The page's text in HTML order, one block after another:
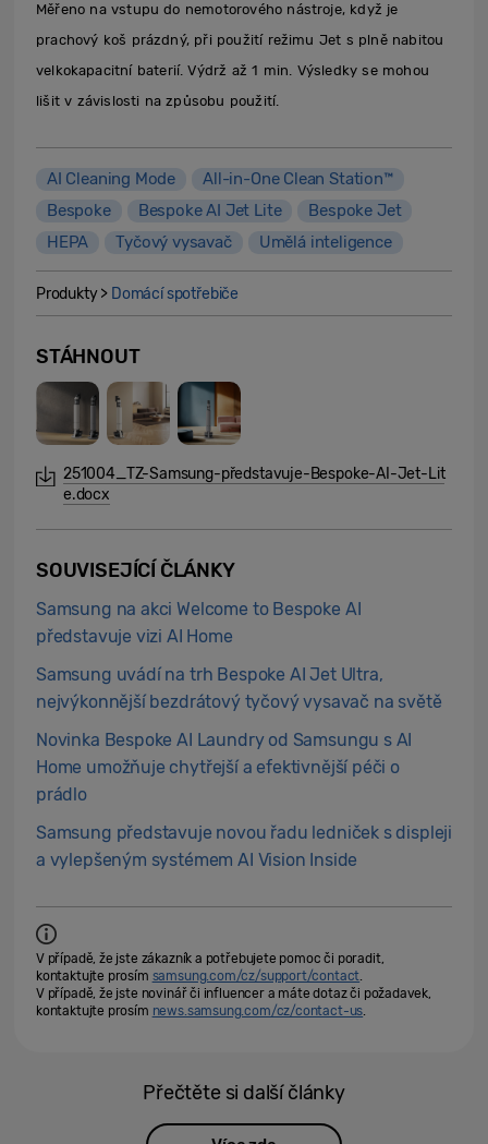
Měřeno na vstupu do nemotorového nástroje, když je
prachový koš prázdný, při použití režimu Jet s plně nabitou
velkokapacitní baterií. Výdrž až 1 min. Výsledky se mohou
lišit v závislosti na způsobu použití.
AI Cleaning Mode
All-in-One Clean Station™
Bespoke
Bespoke AI Jet Lite
Bespoke Jet
HEPA
Tyčový vysavač Umělá inteligence
Produkty > Domácí spotřebiče
STÁHNOUT
251004_TZ-Samsung-představuje-Bespoke-AI-Jet-Lit
e.docx
SOUVISEJÍCÍ ČLÁNKY
Samsung na akci Welcome to Bespoke AI
představuje vizi AI Home
Samsung uvádí na trh Bespoke AI Jet Ultra,
nejvýkonnější bezdrátový tyčový vysavač na světě
Novinka Bespoke AI Laundry od Samsungu s AI
Home umožňuje chytřejší a efektivnější péči o
prádlo
Samsung představuje novou řadu ledniček s displeji
a vylepšeným systémem AI Vision Inside
V případě, že jste zákazník a potřebujete pomoc či poradit,
kontaktujte prosím samsung.com/cz/support/contact.
V případě, že jste novinář či influencer a máte dotaz či požadavek,
kontaktujte prosím news.samsung.com/cz/contact-us.
Přečtěte si další články